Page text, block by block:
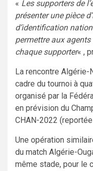
« Les supporters de
présenter une pièce
d’identification
permettre aux agents
chaque supporter« ,
La rencontre
cadre du tournoi à
organisé par la
en prévision du
CHAN-2022
Une opération
du match Algérie-
même stade, pour le